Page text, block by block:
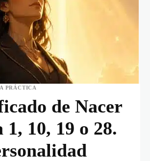
PRÁCTICA
de Nacer
1, 10, 19 o 28.